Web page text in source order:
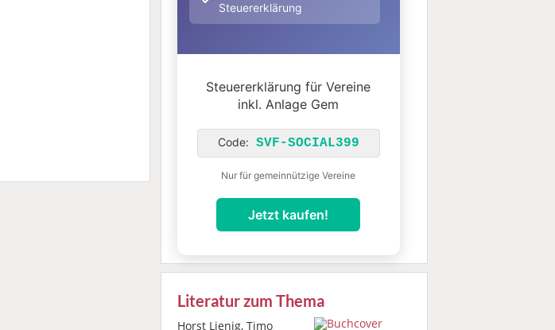
Steuererklärung
Steuererklärung für Vereine
inkl. Anlage Gem
Code: SVF-SOCIAL399
Nur für gemeinnützige Vereine
Jetzt kaufen!
Literatur zum Thema
Horst Lienig, Timo